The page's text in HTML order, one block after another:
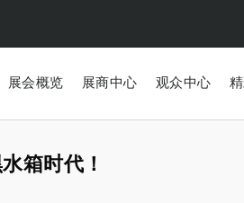
展会概览 展商中心 观众中心
箱时代！